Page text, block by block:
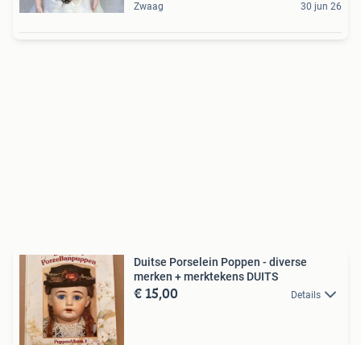
Zwaag 30 jun 26
Duitse Porselein Poppen - diverse
merken + merktekens DUITS
€ 15,00 Details